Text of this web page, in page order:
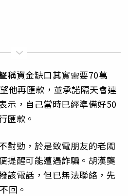
稱資金缺口其實需要70萬
他再匯款，並承諾隔天會連
示，自己當時已經準備好50
匯款。
對勁，於是致電朋友的老闆
提醒可能遭遇詐騙。胡漢龑
該電話，但已無法聯絡，先
回。